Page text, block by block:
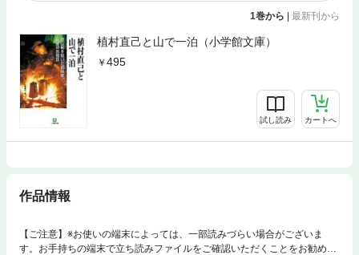
1巻から | 最新刊から
植村直己と山で一泊（小学館文庫）
495
試し読み カートへ
作品情報
【ご注意】※お使いの端末によっては、一部読みづらい場合がございま
す。お手持ちの端末で立ち読みファイルをご確認いただくことをお勧めし